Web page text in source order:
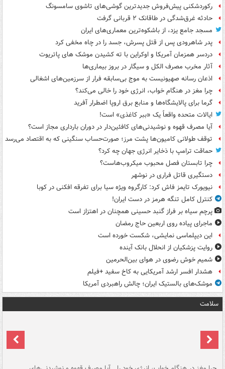
رکوردشکنی پیش‌فروش جدیدترین گوشی‌های تاشوی سامسونگ
حادثه غرق‌شدگی در طاقانک ۲ قربانی گرفت
مسجد جامع یزد، از باشکوه‌ترین معماری‌های ایران
پدر شاهرودی پس از قتل پسرش، جسد را در چاه مخفی کرد
دردسر همزمان آمریکا و اوکراین با ته کشیدن موشک های پاتریوت
آثار مخرب مصرف الکل و سیگار در بروز بیماری‌ها
اذعان رسانه صهیونیست به موج بی‌سابقه فرار از سرزمین‌های اشغالی
چرا مغز در هنگام خواب، انرژی خود را خالی می‌کند؟
گرما برای پالایشگاه‌ها و منابع برق اروپا اضطرار آفرید
ایالات متحده واقعاً یک «ببر کاغذی» است!
آیا مصرف قهوه و نوشیدنی‌های کافئین‌دار در دوران بارداری مجاز است؟
توقف طولانی کامیون‌ها پشت مرز؛ صورت‌حساب سنگینی که به اقتصاد می‌رسد
حماقت ترامپ با ذخایر انرژی جهان چه کرد؟
چرا تابستان فصل محبوب میکروب‌هاست؟
دستگیری قاتل فراری در نوشهر
نیویورک تایمز فاش کرد: کارگروه ویژه سیا برای تفرقه افکنی در کوبا
کنترل کامل تنگه هرمز در دست ایران!
پرچم سیاه بر فراز گنبد حسینی همچنان در اهتزاز است
ماجرای پیاده روی اربعین حاج رمضان
این دیپلماسی نمایشی، شکست خورده است
روایت پزشکیان از انحلال بانک آینده
شمیم خوش رضوی در هوای بین‌الحرمین
هشدار افسر ارشد آمریکایی به کاخ سفید +فیلم
موشک‌های بالستیک ایران؛ چالش راهبردی آمریکا
سلامت